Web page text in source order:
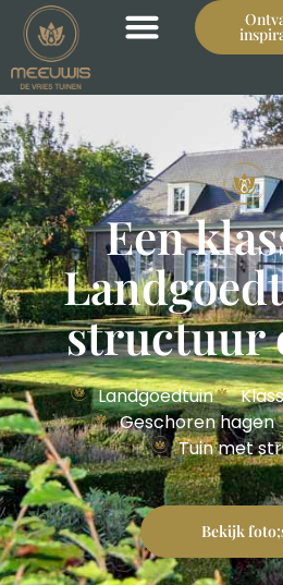
Een
Structuur en
Een
structuur
Landgoedtuin
Geschoren hagen
Tuin met
Bekijk